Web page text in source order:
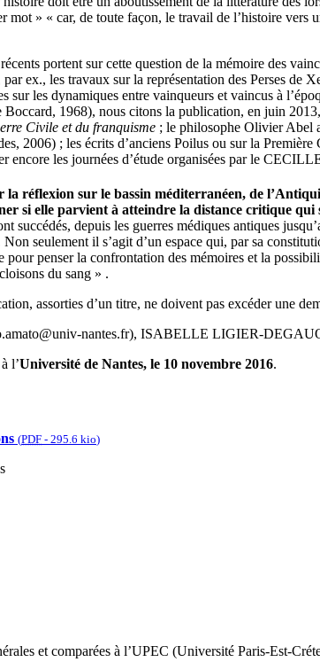
mot » « car, de toute façon, le travail de l’histoire vers
portent sur cette question de la mémoire des
ex., les travaux sur la représentation des Perses de
sur les dynamiques entre vainqueurs et vaincus à
Boccard, 1968), nous citons la publication, en juin
Civile et du franquisme ; le philosophe Olivier Abel
2006) ; les écrits d’anciens Poilus ou sur la
encore les journées d’étude organisées par le
la réflexion sur le bassin méditerranéen, de
si elle parvient à atteindre la distance critique qui
succédés, depuis les guerres médiques antiques
seulement il s’agit d’un espace qui, par sa
pour penser la confrontation des mémoires et la
du sang » .
assorties d’un titre, ne doivent pas excéder une
nantes.fr), ISABELLE LIGIER-
l’Université de Nantes, le 10 novembre 2016.
(PDF - 295.6 kio)
et comparées à l’UPEC (Université Paris-Est-